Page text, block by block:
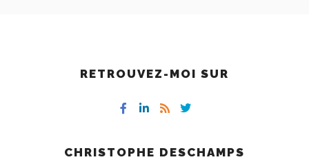
RETROUVEZ-MOI SUR
CHRISTOPHE DESCHAMPS